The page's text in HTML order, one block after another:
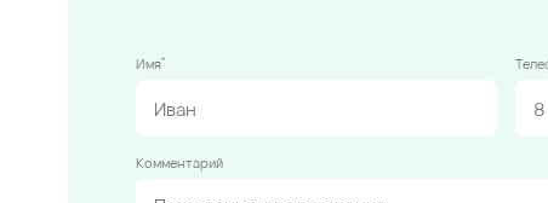
Имя*
Комментарий